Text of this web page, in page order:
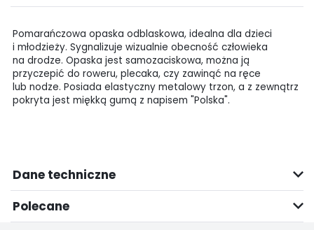
Pomarańczowa opaska odblaskowa, idealna dla dzieci
i młodzieży. Sygnalizuje wizualnie obecność człowieka
na drodze. Opaska jest samozaciskowa, można ją
przyczepić do roweru, plecaka, czy zawinąć na ręce
lub nodze. Posiada elastyczny metalowy trzon, a z zewnątrz
pokryta jest miękką gumą z napisem "Polska".
Dane techniczne
Polecane